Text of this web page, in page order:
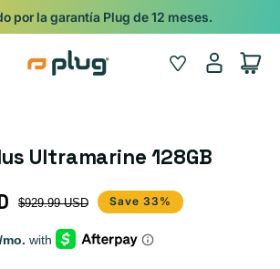
Ir al contenido
por la garantía Plug de 12 meses.
Wishlist
Iniciar
sesión
Carrito
Ultramarine 128GB
$929.99 USD Save 33%